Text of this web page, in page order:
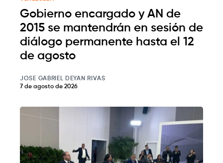
Gobierno encargado y AN de
2015 se mantendrán en sesión de
diálogo permanente hasta el 12
de agosto
JOSE GABRIEL DEYAN RIVAS
7 de agosto de 2026